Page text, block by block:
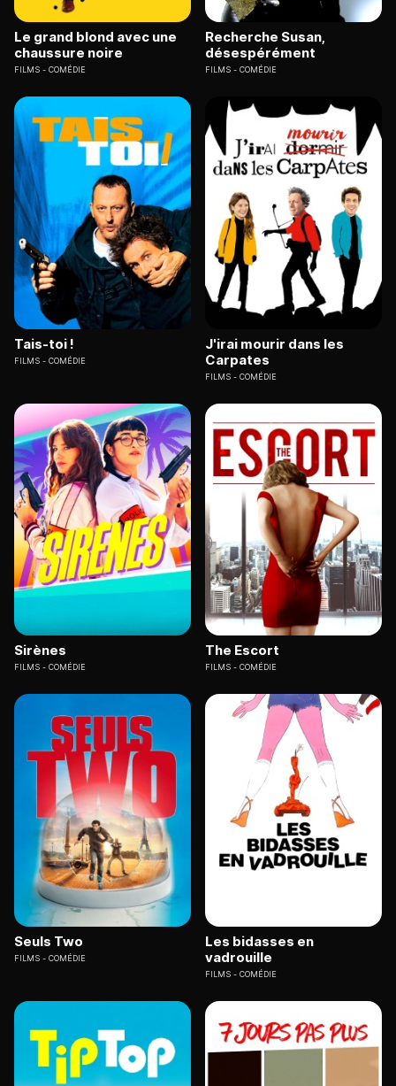
Le grand blond avec une
chaussure noire
FILMS COMÉDIE
Recherche Susan,
désespérément
FILMS COMÉDIE
Tais-toi !
FILMS COMÉDIE
J'irai mourir dans les
Carpates
FILMS COMÉDIE
Sirènes
FILMS COMÉDIE
The Escort
FILMS COMÉDIE
Seuls Two
FILMS COMÉDIE
Les bidasses en
vadrouille
FILMS COMÉDIE